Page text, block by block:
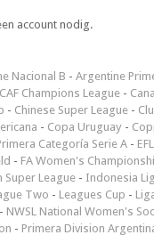
account nodig.
Nacional B - Argentine
CAF Champions League -
- Chinese Super League -
- Copa Uruguay -
Categoría Serie A -
- FA Women's
Super League - Indonesia
Two - Leagues Cup -
NWSL National Women's
- Primera Division